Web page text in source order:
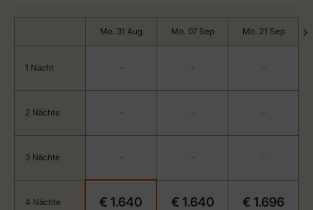
Mo. 31 Aug Mo. 07 Sep Mo. 21 Sep
1 Nacht - - -
2 Nächte - - -
3 Nächte - - -
4 Nächte € 1.640 € 1.640 € 1.696